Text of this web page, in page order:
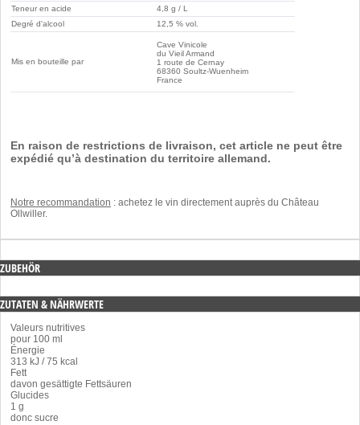
Teneur en acide
4,8 g / L
Degré d'alcool
12,5 % vol.
Mis en bouteille par
Cave Vinicole
du Vieil Armand
1 route de Cernay
68360 Soultz-Wuenheim
France
En raison de restrictions de livraison, cet article ne peut être
expédié qu’à destination du territoire allemand.
Notre recommandation : achetez le vin directement auprès du Château
Ollwiller.
ZUBEHÖR
ZUTATEN & NÄHRWERTE
Valeurs nutritives
pour 100 ml
Énergie
313 kJ / 75 kcal
Fett
davon gesättigte Fettsäuren
Glucides
1 g
donc sucre